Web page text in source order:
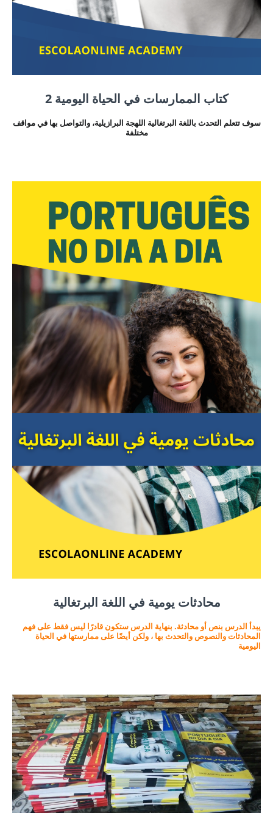
كتاب الممارسات في الحياة اليومية 2
سوف تتعلم التحدث باللغة البرتغالية اللهجة البرازيلية، والتواصل بها في مواقف
مختلفة
محادثات يومية في اللغة البرتغالية
يبدأ الدرس بنص أو محادثة. بنهاية الدرس ستكون قادرًا ليس فقط على فهم
المحادثات والنصوص والتحدث بها ، ولكن أيضًا على ممارستها في الحياة
اليومية